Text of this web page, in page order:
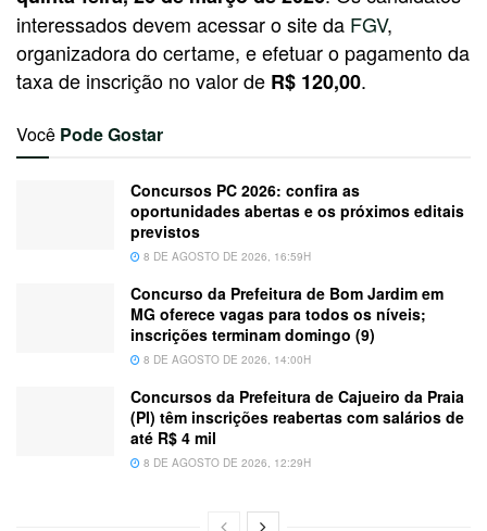
interessados devem acessar o site da FGV,
organizadora do certame, e efetuar o pagamento da
taxa de inscrição no valor de R$ 120,00.
Você Pode Gostar
Concursos PC 2026: confira as
oportunidades abertas e os próximos editais
previstos
8 DE AGOSTO DE 2026, 16:59H
Concurso da Prefeitura de Bom Jardim em
MG oferece vagas para todos os níveis;
inscrições terminam domingo (9)
8 DE AGOSTO DE 2026, 14:00H
Concursos da Prefeitura de Cajueiro da Praia
(PI) têm inscrições reabertas com salários de
até R$ 4 mil
8 DE AGOSTO DE 2026, 12:29H